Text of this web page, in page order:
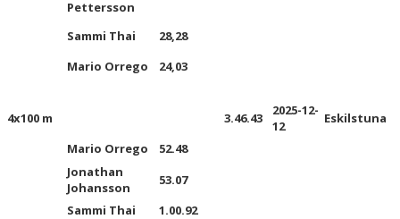
Pettersson
Sammi Thai
28,28
Mario Orrego
24,03
4x100 m 3.46.43
2025-12-
12
Eskilstuna
Mario Orrego
52.48
Jonathan
Johansson
53.07
Sammi Thai
1.00.92